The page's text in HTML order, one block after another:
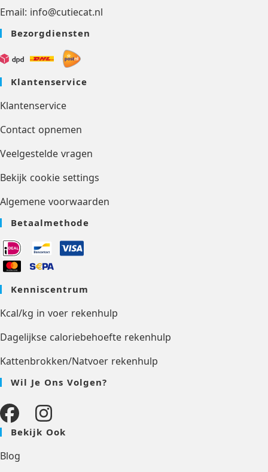
Email: info@cutiecat.nl
Bezorgdiensten
Klantenservice
Klantenservice
Contact opnemen
Veelgestelde vragen
Bekijk cookie settings
Algemene voorwaarden
Betaalmethode
Kenniscentrum
Kcal/kg in voer rekenhulp
Dagelijkse caloriebehoefte rekenhulp
Kattenbrokken/Natvoer rekenhulp
Wil Je Ons Volgen?
Bekijk Ook
Blog